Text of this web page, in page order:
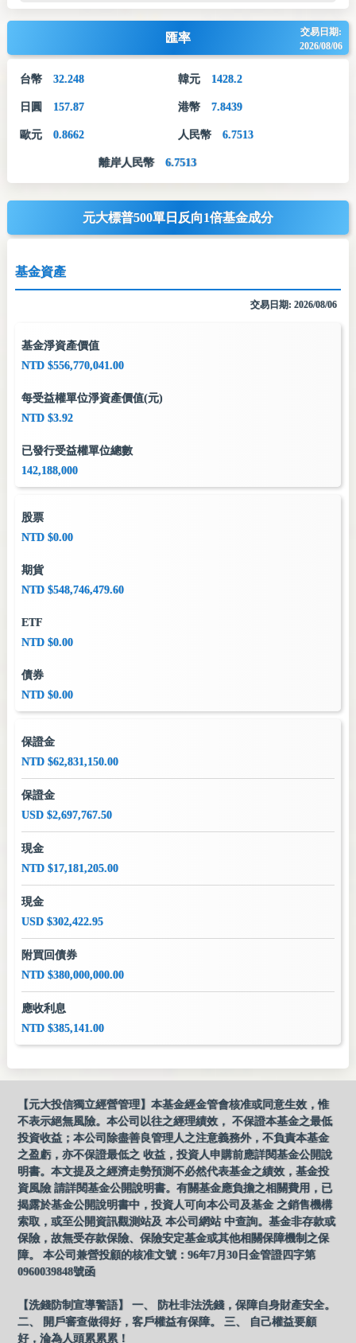
匯率
交易日期:
2026/08/06
台幣 32.248 韓元 1428.2
日圓 157.87 港幣 7.8439
歐元 0.8662 人民幣 6.7513
離岸人民幣 6.7513
元大標普500單日反向1倍基金成分
基金資產
交易日期: 2026/08/06
基金淨資產價值
NTD $556,770,041.00
每受益權單位淨資產價值(元)
NTD $3.92
已發行受益權單位總數
142,188,000
股票
NTD $0.00
期貨
NTD $548,746,479.60
ETF
NTD $0.00
債券
NTD $0.00
保證金
NTD $62,831,150.00
保證金
USD $2,697,767.50
現金
NTD $17,181,205.00
現金
USD $302,422.95
附買回債券
NTD $380,000,000.00
應收利息
NTD $385,141.00
【元大投信獨立經營管理】本基金經金管會核准或同意生效，惟
不表示絕無風險。本公司以往之經理績效， 不保證本基金之最低
投資收益；本公司除盡善良管理人之注意義務外，不負責本基金
之盈虧，亦不保證最低之 收益，投資人申購前應詳閱基金公開說
明書。本文提及之經濟走勢預測不必然代表基金之績效，基金投
資風險 請詳閱基金公開說明書。有關基金應負擔之相關費用，已
揭露於基金公開說明書中，投資人可向本公司及基金 之銷售機構
索取，或至公開資訊觀測站及 本公司網站 中查詢。基金非存款或
保險，故無受存款保險、保險安定基金或其他相關保障機制之保
障。 本公司兼營投顧的核准文號：96年7月30日金管證四字第
0960039848號函
【洗錢防制宣導警語】 一、 防杜非法洗錢，保障自身財產安全。
二、 開戶審查做得好，客戶權益有保障。 三、 自己權益要顧
好，淪為人頭累累累！